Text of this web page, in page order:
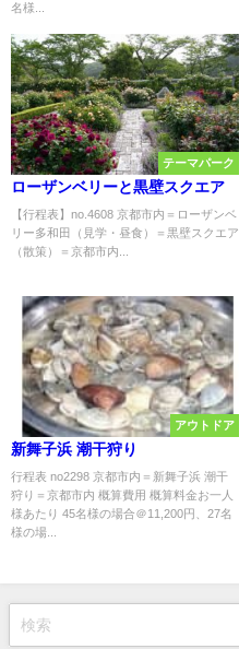
名様...
テーマパーク
ローザンベリーと黒壁スクエア
【行程表】no.4608 京都市内＝ローザンベ
リー多和田（見学・昼食）＝黒壁スクエア
（散策）＝京都市内...
アウトドア
新舞子浜 潮干狩り
行程表 no2298 京都市内＝新舞子浜 潮干
狩り＝京都市内 概算費用 概算料金お一人
様あたり 45名様の場合＠11,200円、27名
様の場...